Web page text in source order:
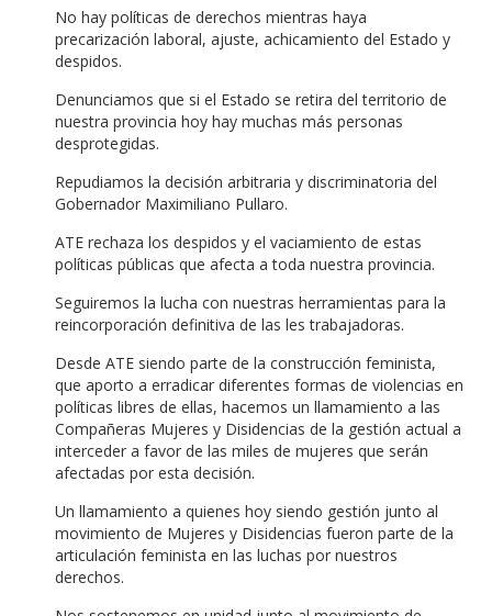
No hay políticas de derechos mientras haya
precarización laboral, ajuste, achicamiento del Estado y
despidos.
Denunciamos que si el Estado se retira del territorio de
nuestra provincia hoy hay muchas más personas
desprotegidas.
Repudiamos la decisión arbitraria y discriminatoria del
Gobernador Maximiliano Pullaro.
ATE rechaza los despidos y el vaciamiento de estas
políticas públicas que afecta a toda nuestra provincia.
Seguiremos la lucha con nuestras herramientas para la
reincorporación definitiva de las les trabajadoras.
Desde ATE siendo parte de la construcción feminista,
que aporto a erradicar diferentes formas de violencias en
políticas libres de ellas, hacemos un llamamiento a las
Compañeras Mujeres y Disidencias de la gestión actual a
interceder a favor de las miles de mujeres que serán
afectadas por esta decisión.
Un llamamiento a quienes hoy siendo gestión junto al
movimiento de Mujeres y Disidencias fueron parte de la
articulación feminista en las luchas por nuestros
derechos.